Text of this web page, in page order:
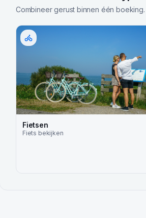
Combineer gerust binnen één
Fietsen
Fiets bekijken